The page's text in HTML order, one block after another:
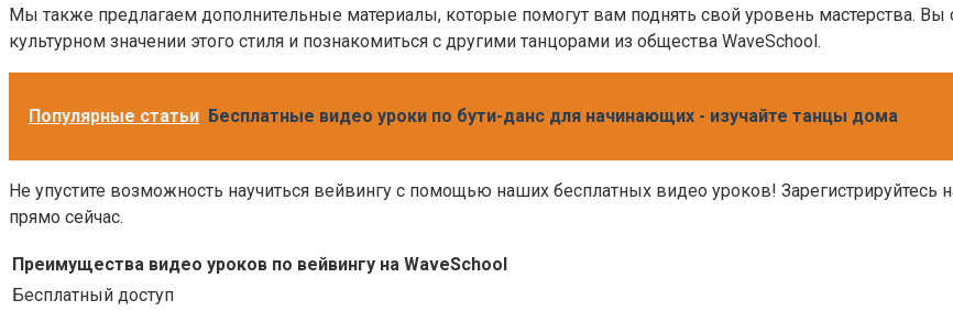
Мы также предлагаем дополнительные материалы, которые помогут вам поднять свой уровень мастерства. Вы
культурном значении этого стиля и познакомиться с другими танцорами из общества WaveSchool.
Популярные статьи Бесплатные видео уроки по бути-данс для начинающих - изучайте танцы дома
Не упустите возможность научиться вейвингу с помощью наших бесплатных видео уроков! Зарегистрируйтесь
прямо сейчас.
Преимущества видео уроков по вейвингу на WaveSchool
Бесплатный доступ